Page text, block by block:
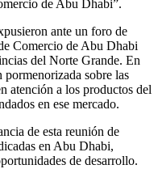
de Abu Dhabi”.
ante un foro de
Comercio de Abu Dhabi
del Norte Grande. En
sobre las
atención a los productos del
en ese mercado.
de esta reunión de
en Abu Dhabi,
de desarrollo.